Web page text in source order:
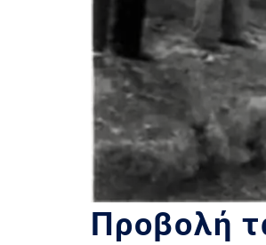
Προβολή